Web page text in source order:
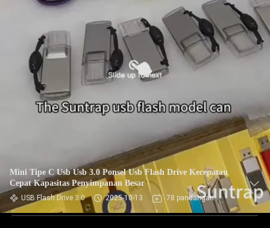
Mini Tipe C Usb Usb 3.0 Ponsel Usb Flash Drive Kecepatan
Cepat Kapasitas Penyimpanan Besar
USB Flash Drive 3.0 2025-10-13 78 pandangan